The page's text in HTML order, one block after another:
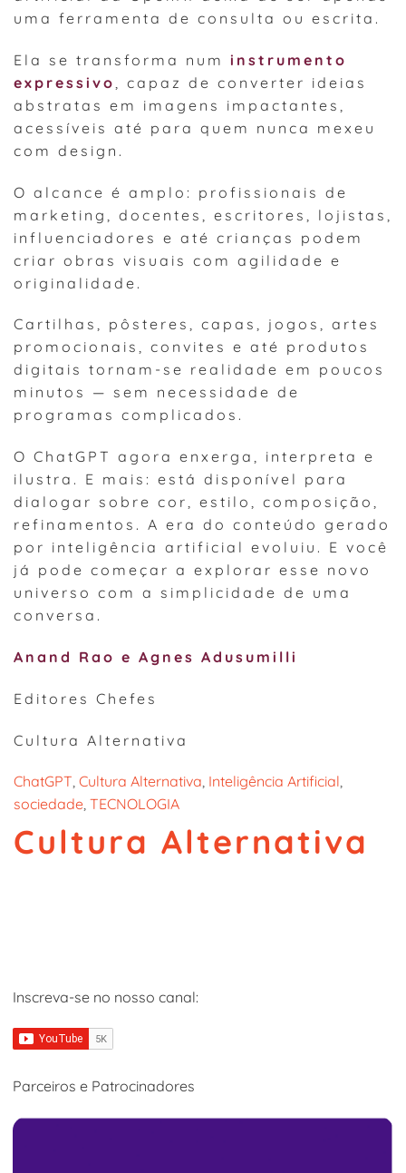
uma ferramenta de consulta ou escrita.
Ela se transforma num instrumento
expressivo
, capaz de converter ideias
abstratas em imagens impactantes,
acessíveis até para quem nunca mexeu
com design.
O alcance é amplo: profissionais de
marketing, docentes, escritores, lojistas,
influenciadores e até crianças podem
criar obras visuais com agilidade e
originalidade.
Cartilhas, pôsteres, capas, jogos, artes
promocionais, convites e até produtos
digitais tornam-se realidade em poucos
minutos — sem necessidade de
programas complicados.
O ChatGPT agora enxerga, interpreta e
ilustra. E mais: está disponível para
dialogar sobre cor, estilo, composição,
refinamentos. A era do conteúdo gerado
por inteligência artificial evoluiu. E você
já pode começar a explorar esse novo
universo com a simplicidade de uma
conversa.
Anand Rao e Agnes Adusumilli
Editores Chefes
Cultura Alternativa
ChatGPT, Cultura Alternativa, Inteligência Artificial
sociedade, TECNOLOGIA
Cultura Alternativa
Inscreva-se no nosso canal:
Parceiros e Patrocinadores